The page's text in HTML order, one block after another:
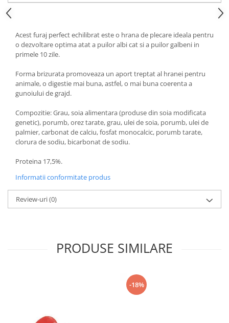
Acest furaj perfect echilibrat este o hrana de plecare ideala pentru
o dezvoltare optima atat a puilor albi cat si a puilor galbeni in
primele 10 zile.
Forma brizurata promoveaza un aport treptat al hranei pentru
animale, o digestie mai buna, astfel, o mai buna coerenta a
gunoiului de grajd.
Compozitie: Grau, soia alimentara (produse din soia modificata
genetic), porumb, orez tarate, grau, ulei de soia, porumb, ulei de
palmier, carbonat de calciu, fosfat monocalcic, porumb tarate,
clorura de sodiu, bicarbonat de sodiu.
Proteina 17,5%.
Informatii conformitate produs
Review-uri(0)
PRODUSE SIMILARE
-18%